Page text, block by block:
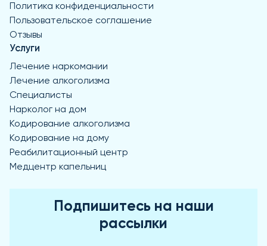
Политика конфиденциальности
Пользовательское соглашение
Отзывы
Услуги
Лечение наркомании
Лечение алкоголизма
Специалисты
Нарколог на дом
Кодирование алкоголизма
Кодирование на дому
Реабилитационный центр
Медцентр капельниц
Подпишитесь на наши
рассылки